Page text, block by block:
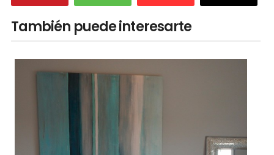
También puede interesarte